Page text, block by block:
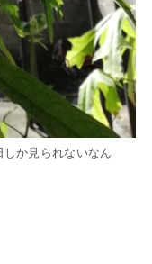
か見られないなん